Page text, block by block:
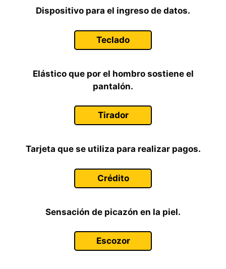
Dispositivo para el ingreso de datos.
Teclado
Elástico que por el hombro sostiene el
pantalón.
Tirador
Tarjeta que se utiliza para realizar pagos.
Crédito
Sensación de picazón en la piel.
Escozor